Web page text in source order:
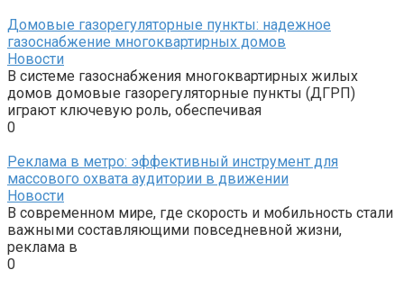
Домовые газорегуляторные пункты: надежное
газоснабжение многоквартирных домов
Новости
В системе газоснабжения многоквартирных жилых
домов домовые газорегуляторные пункты (ДГРП)
играют ключевую роль, обеспечивая
0
Реклама в метро: эффективный инструмент для
массового охвата аудитории в движении
Новости
В современном мире, где скорость и мобильность стали
важными составляющими повседневной жизни,
реклама в
0